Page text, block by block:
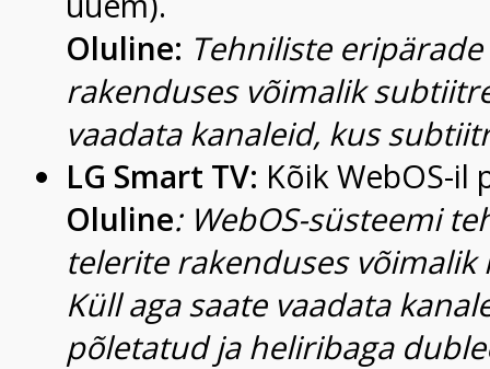
Oluline: Tehniliste
rakenduses võimalik
vaadata kanaleid, kus
LG Smart TV: Kõik WebOS-
Oluline: WebOS-süsteemi
telerite rakenduses
Küll aga saate vaadata
põletatud ja heliribaga